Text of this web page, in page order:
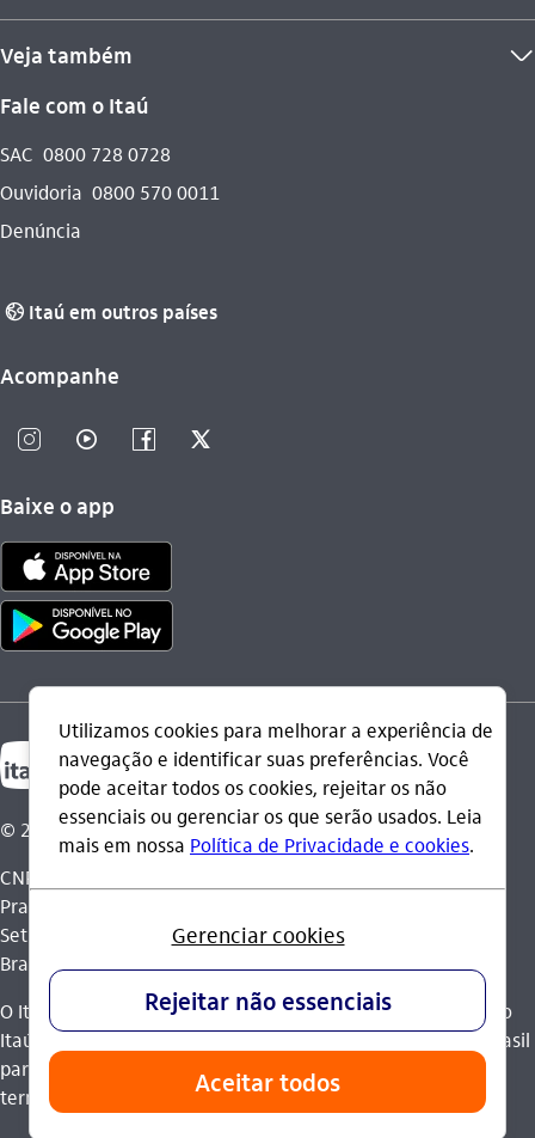
Veja também seta_baixo
Fale com o Itaú
SAC 0800 728 0728
Ouvidoria 0800 570 0011
Denúncia
globo_outline Itaú em outros países
Acompanhe
instagram_outline video_outline facebook_outline twitter_outline
Baixe o app
© 2026 Itaú Unibanco Holding S.A.
CNPJ: 60.872.504/0001-23
Praça Alfredo Egydio de Souza Aranha, 100, Torre Olavo
Setubal, Parque Jabaquara - CEP 04344-902 - São Paulo -
Brasil.
O Itaú Unibanco Holding S.A. é integrante do Conglomerado
Itaú Unibanco e possui autorização do Banco Central do Brasil
para operar como banco múltiplo e realizar operações nos
termos da legislação vigente.